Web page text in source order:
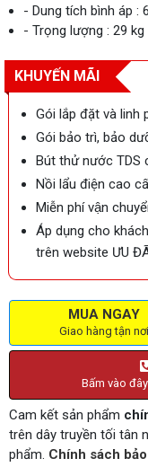
- Dung tích bình áp :
- Trọng lượng : 29 kg
KHUYẾN MÃI
Gói lắp đặt và linh
Gói bảo trì, bảo
Bút thử nước TDS
Nồi lẩu điện cao
Miễn phí vận
Áp dụng cho
trên website ƯU
MUA NGAY
Giao hàng tận nơi
Bấm vào
Cam kết sản phẩm
trên dây truyền tối tân
phẩm. Chính sách